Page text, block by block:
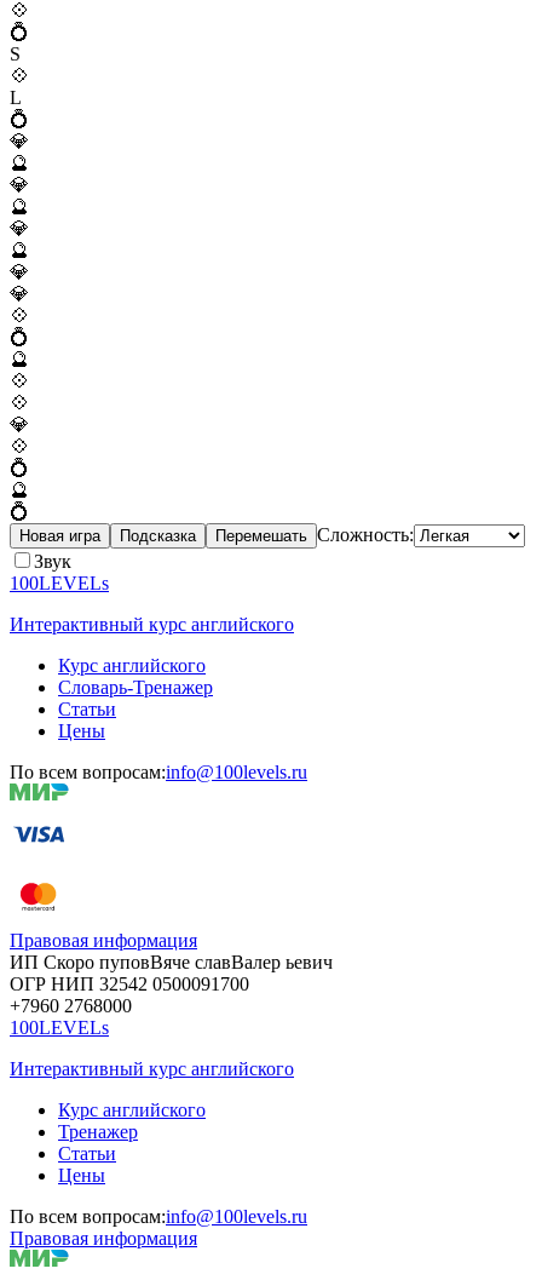
💠
💍
S
💠
L
💍
💎
🔮
💎
🔮
💎
🔮
💎
💎
💠
💍
🔮
💠
💠
💎
💠
💍
🔮
💍
Новая игра Подсказка Перемешать Сложность:
Звук
100LEVELs
Интерактивный курс английского
Курс английского
Словарь-Тренажер
Статьи
Цены
По всем вопросам:info@100levels.ru
Правовая информация
ИП Скоро пуповВяче славВалер ьевич
ОГР НИП 32542 0500091700
+7960 2768000
100LEVELs
Интерактивный курс английского
Курс английского
Тренажер
Статьи
Цены
По всем вопросам:info@100levels.ru
Правовая информация